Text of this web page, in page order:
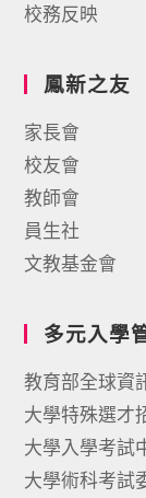
校務反映
鳳新之友
家長會
校友會
教師會
員生社
文教基金會
多元入學
教育部全球資
大學特殊選才
大學入學考試
大學術科考試